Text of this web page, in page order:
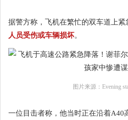
据警方称，飞机在繁忙的双车道上紧
人员受伤或车辆损坏。
图片来源：Evening
一位目击者称，他当时正在沿着A40